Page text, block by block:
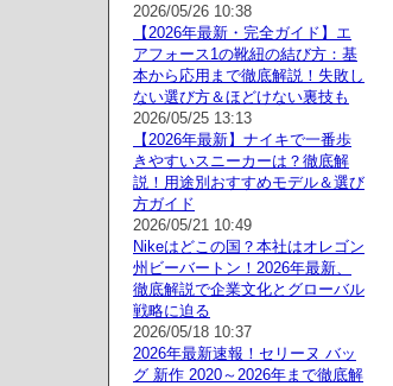
2026/05/26 10:38
【2026年最新・完全ガイド】エ
アフォース1の靴紐の結び方：基
本から応用まで徹底解説！失敗し
ない選び方＆ほどけない裏技も
2026/05/25 13:13
【2026年最新】ナイキで一番歩
きやすいスニーカーは？徹底解
説！用途別おすすめモデル＆選び
方ガイド
2026/05/21 10:49
Nikeはどこの国？本社はオレゴン
州ビーバートン！2026年最新、
徹底解説で企業文化とグローバル
戦略に迫る
2026/05/18 10:37
2026年最新速報！セリーヌ バッ
グ 新作 2020～2026年まで徹底解